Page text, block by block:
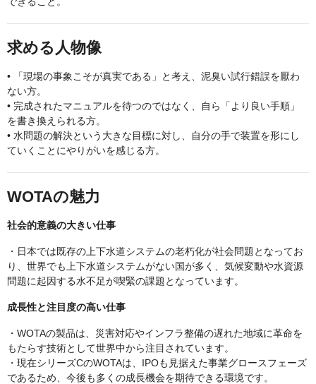
求める人物像
• 「現場の事象こそが真実である」と考え、泥臭い試行錯誤を厭わ
ない方。
• 完成されたマニュアルを待つのではなく、自ら「より良い手順」
を書き換えられる方。
• 水問題の解決という大きな目標に対し、自分の手で装置を形にし
ていくことにやりがいを感じる方。
WOTAの魅力
社会的意義の大きい仕事
・日本では既存の上下水道システムの老朽化が社会問題となってお
り、世界でも上下水道システムがない国が多く、気候変動や水資源
問題に起因する水不足が喫緊の課題となっています。
成長性と注目度の高い仕事
・WOTAの製品は、災害対応やインフラ整備の遅れた地域に革命を
もたらす技術として世界中から注目されています。
・現在シリーズCのWOTAは、IPOも見据えた事業グロースフェーズ
であるため、今後も多くの成長機会を期待できる環境です。